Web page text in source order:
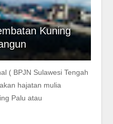
Kuning
( BPJN Sulawesi Tengah
hajatan mulia
Palu atau